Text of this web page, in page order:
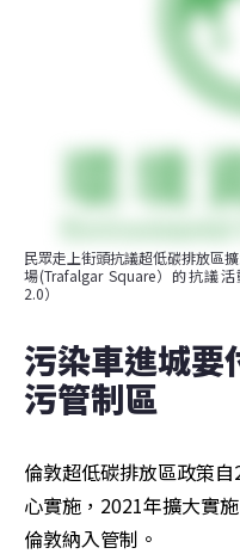
民眾走上街頭抗議超低碳排放區
場(Trafalgar Square）的抗議活
2.0）
污染車進城要
污管制區
倫敦超低碳排放區政策
心實施，2021年擴大實
倫敦納入管制。